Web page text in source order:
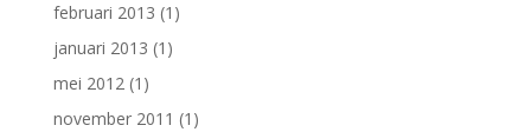
februari 2013 (1)
januari 2013 (1)
mei 2012(1)
november 2011 (1)